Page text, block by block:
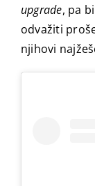
upgrade, pa
odvažiti
njihovi